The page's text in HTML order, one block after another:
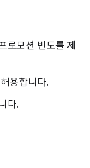
로모션 빈도를 제
용합니다.
다.